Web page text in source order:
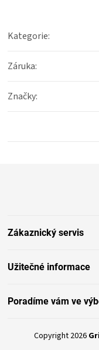
POUKAZY
ZNAČKY
MĚNA
Kategorie:
Záruka:
Značky:
Zákaznický servis
Užitečné informace
Poradíme vám ve
Copyright 2026